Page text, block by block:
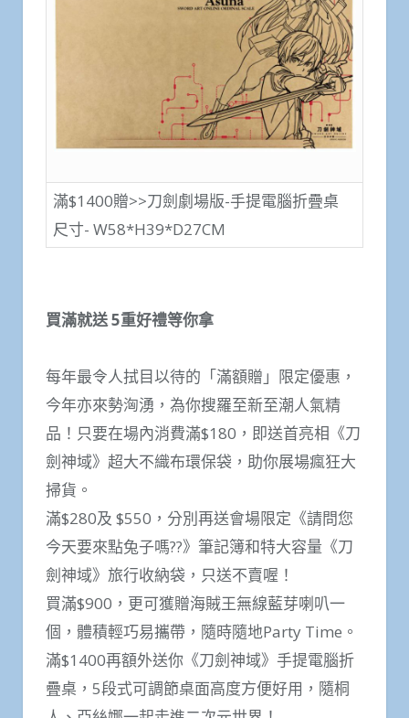
滿$1400贈>>刀劍劇場版-手提電腦折疊桌
尺寸- W58*H39*D27CM
買滿就送 5重好禮等你拿
每年最令人拭目以待的「滿額贈」限定優惠，
今年亦來勢洶湧，為你搜羅至新至潮人氣精
品！只要在場內消費滿$180，即送首亮相《刀
劍神域》超大不織布環保袋，助你展場瘋狂大
掃貨。
滿$280及 $550，分別再送會場限定《請問您
今天要來點兔子嗎??》筆記簿和特大容量《刀
劍神域》旅行收納袋，只送不賣喔！
買滿$900，更可獲贈海賊王無線藍芽喇叭一
個，體積輕巧易攜帶，隨時隨地Party Time。
滿$1400再額外送你《刀劍神域》手提電腦折
疊桌，5段式可調節桌面高度方便好用，隨桐